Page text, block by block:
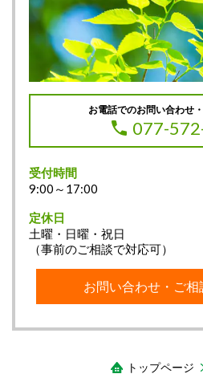
お電話でのお問い合わせ
077-
受付時間
9:00～17:00
定休日
土曜・日曜・祝日
（事前のご相談で対応可）
お問い合わせ・ご
トップページ